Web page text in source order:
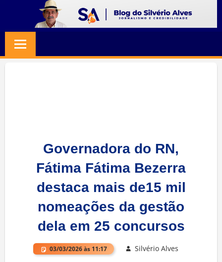
content
SILVERIO
Jornalismo
Credibilidade
Governadora do RN,
Fátima Fátima Bezerra
destaca mais de15 mil
nomeações da gestão
dela em 25 concursos
03/03/2026 às 11:17 Silvério Alves